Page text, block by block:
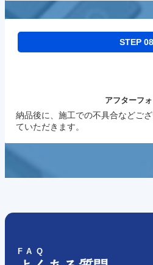
STEP 08
アフターフ
納品後に、施工での不具合などご
ていただきます。
FAQ